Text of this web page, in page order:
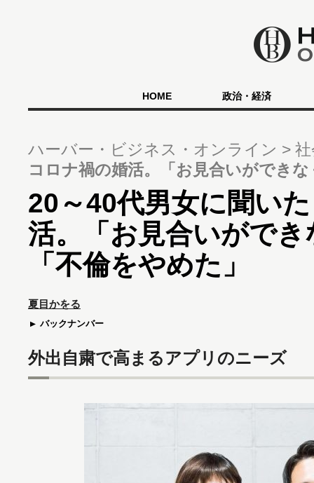
HOME 政治・経済
ハーバー・ビジネス・オンライン
コロナ禍の婚活。「お見合いができ
20～40代男女に聞い
活。「お見合いがで
「不倫をやめた」
夏目かをる
バックナンバー
外出自粛で高まるアプリのニーズ